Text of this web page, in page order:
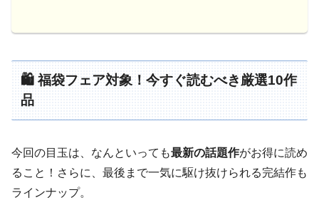
🛍️ 福袋フェア対象！今すぐ読むべき厳選10作
品
今回の目玉は、なんといっても最新の話題作がお得に読め
ること！さらに、最後まで一気に駆け抜けられる完結作も
ラインナップ。